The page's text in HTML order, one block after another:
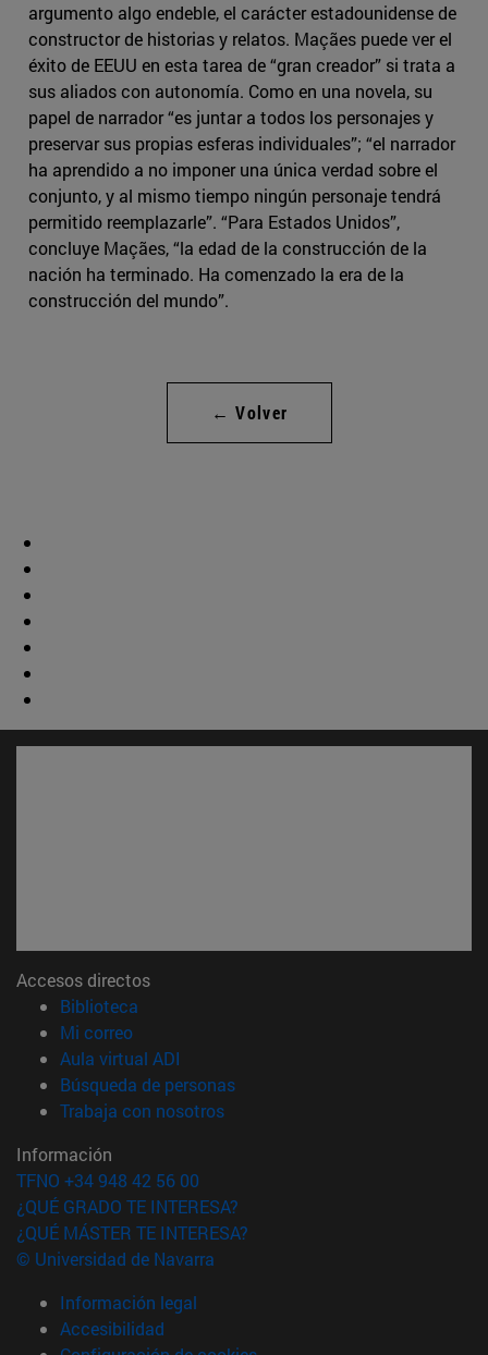
argumento algo endeble, el carácter estadounidense de
constructor de historias y relatos. Maçães puede ver el
éxito de EEUU en esta tarea de “gran creador” si trata a
sus aliados con autonomía. Como en una novela, su
papel de narrador “es juntar a todos los personajes y
preservar sus propias esferas individuales”; “el narrador
ha aprendido a no imponer una única verdad sobre el
conjunto, y al mismo tiempo ningún personaje tendrá
permitido reemplazarle”. “Para Estados Unidos”,
concluye Maçães, “la edad de la construcción de la
nación ha terminado. Ha comenzado la era de la
construcción del mundo”.
← Volver
Accesos directos
Biblioteca
Mi correo(abre en nueva ventana)
Aula virtual ADI
Búsqueda de personas(abre en nueva ventana)
Trabaja con nosotros(abre en nueva ventana)
Información
TFNO +34 948 42 56 00
¿QUÉ GRADO TE INTERESA?
¿QUÉ MÁSTER TE INTERESA?
© Universidad de Navarra
Información legal
Accesibilidad